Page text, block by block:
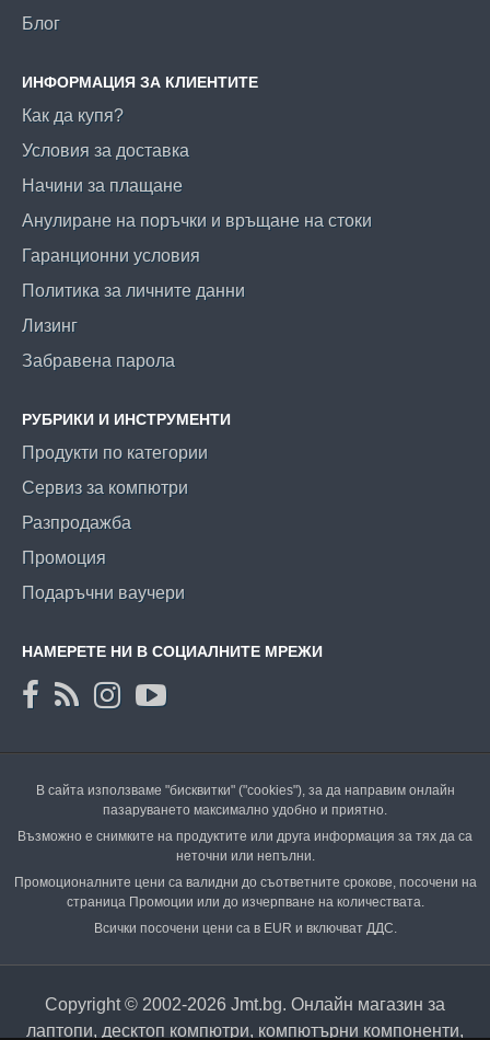
Блог
ИНФОРМАЦИЯ ЗА КЛИЕНТИТЕ
Как да купя?
Условия за доставка
Начини за плащане
Анулиране на поръчки и връщане на стоки
Гаранционни условия
Политика за личните данни
Лизинг
Забравена парола
РУБРИКИ И ИНСТРУМЕНТИ
Продукти по категории
Сервиз за компютри
Разпродажба
Промоция
Подаръчни ваучери
НАМЕРЕТЕ НИ В СОЦИАЛНИТЕ МРЕЖИ
В сайта използваме "бисквитки" ("cookies"), за да направим онлайн
пазаруването максимално удобно и приятно.
Възможно е снимките на продуктите или друга информация за тях да са
неточни или непълни.
Промоционалните цени са валидни до съответните срокове, посочени на
страница Промоции или до изчерпване на количествата.
Всички посочени цени са в EUR и включват ДДС.
Copyright © 2002-2026 Jmt.bg. Онлайн магазин за
лаптопи, десктоп компютри, компютърни компоненти,